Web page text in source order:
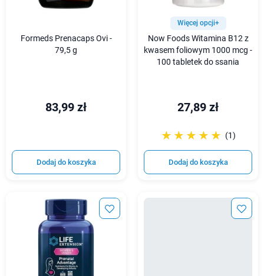
Formeds Prenacaps Ovi -
79,5 g
83,99 zł
Dodaj do koszyka
Więcej opcji+
Now Foods Witamina B12 z
kwasem foliowym 1000 mcg -
100 tabletek do ssania
27,89 zł
☆☆☆☆☆
★★★★★ (1)
Dodaj do koszyka